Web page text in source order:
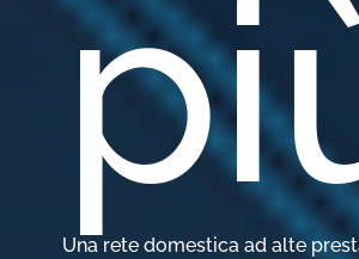
Una rete domestica ad alte